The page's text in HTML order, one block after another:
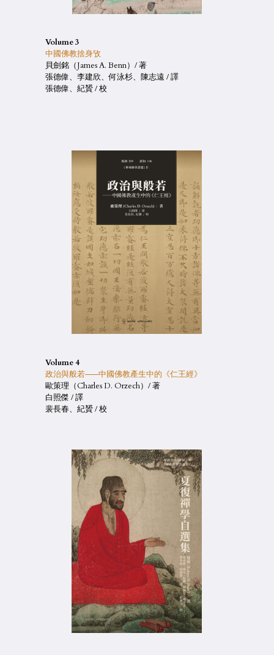
Volume 3
中國佛教捨身攷
貝劍銘（James A. Benn）/ 著
張德偉、李建欣、何泳杉、陳志遠 / 譯
張德偉、紀贇 / 校
Volume 4
政治與般若——中國佛教產生中的《仁王經》
歐策理（Charles D. Orzech）/ 著
白照傑 / 譯
裴長春、紀贇 / 校